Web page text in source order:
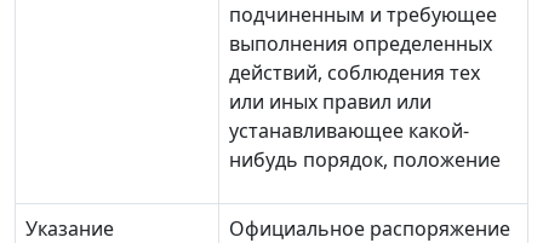
подчиненным и требующее
выполнения определенных
действий, соблюдения тех
или иных правил или
устанавливающее какой-
нибудь порядок, положение
Указание
Официальное распоряжение